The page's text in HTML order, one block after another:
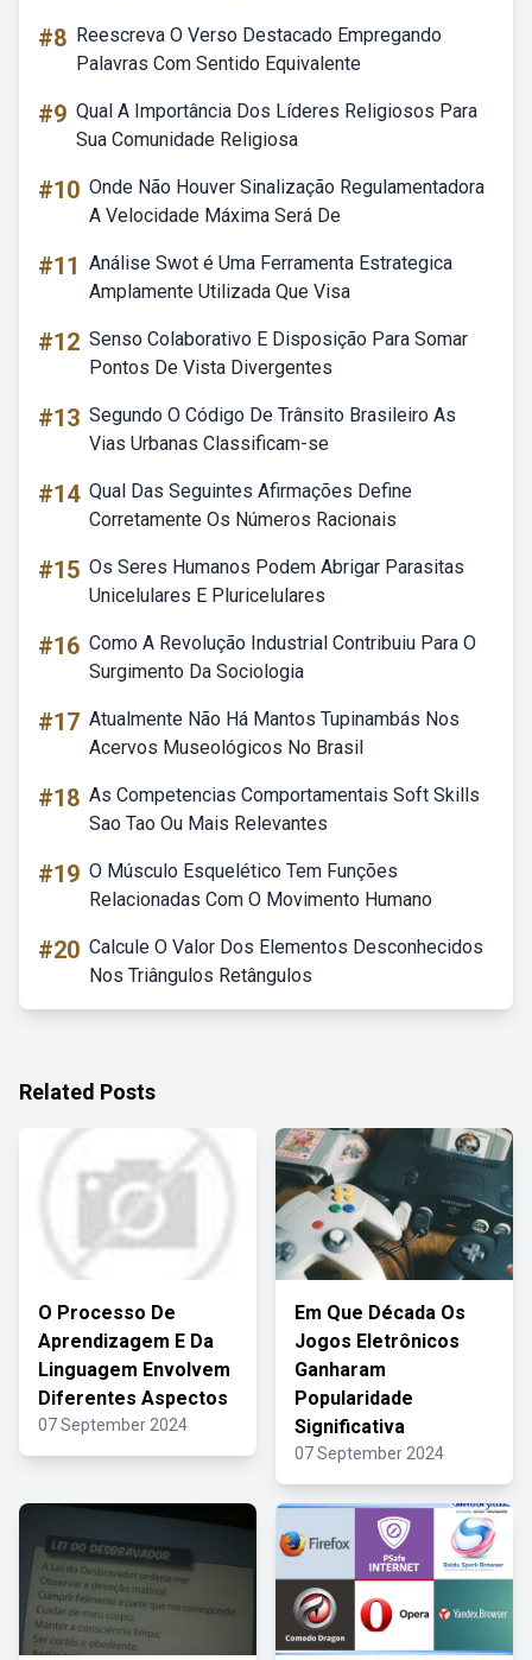
#8 Reescreva O Verso Destacado Empregando
Palavras Com Sentido Equivalente
#9 Qual A Importância Dos Líderes Religiosos Para
Sua Comunidade Religiosa
#10 Onde Não Houver Sinalização Regulamentadora
A Velocidade Máxima Será De
#11 Análise Swot é Uma Ferramenta Estrategica
Amplamente Utilizada Que Visa
#12 Senso Colaborativo E Disposição Para Somar
Pontos De Vista Divergentes
#13 Segundo O Código De Trânsito Brasileiro As
Vias Urbanas Classificam-se
#14 Qual Das Seguintes Afirmações Define
Corretamente Os Números Racionais
#15 Os Seres Humanos Podem Abrigar Parasitas
Unicelulares E Pluricelulares
#16 Como A Revolução Industrial Contribuiu Para O
Surgimento Da Sociologia
#17 Atualmente Não Há Mantos Tupinambás Nos
Acervos Museológicos No Brasil
#18 As Competencias Comportamentais Soft Skills
Sao Tao Ou Mais Relevantes
#19 O Músculo Esquelético Tem Funções
Relacionadas Com O Movimento Humano
#20 Calcule O Valor Dos Elementos Desconhecidos
Nos Triângulos Retângulos
Related Posts
O Processo De
Aprendizagem E Da
Linguagem Envolvem
Diferentes Aspectos
07 September 2024
Em Que Década Os
Jogos Eletrônicos
Ganharam
Popularidade
Significativa
07 September 2024